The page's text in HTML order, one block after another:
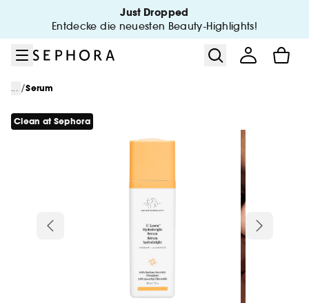
Just Dropped
Entdecke die neuesten Beauty-Highlights!
... /Serum
Clean at Sephora